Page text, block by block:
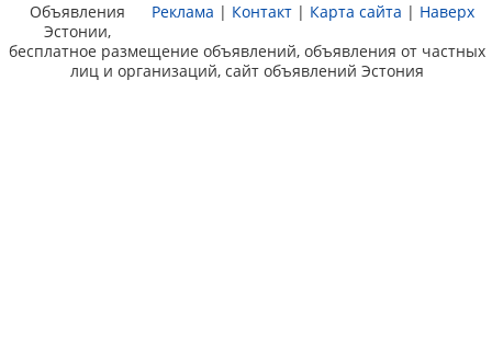
Реклама | Контакт | Карта сайта | Наверх
Объявления
Эстонии,
бесплатное размещение объявлений, объявления от частных
лиц и организаций, сайт объявлений Эстония